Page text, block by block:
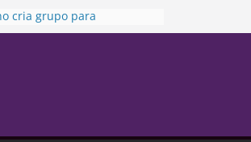
cria grupo para
uso de seguros em